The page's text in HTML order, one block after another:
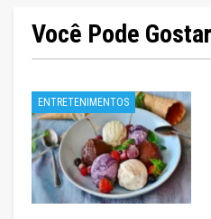
Você Pode
ENTRETENIMENTOS